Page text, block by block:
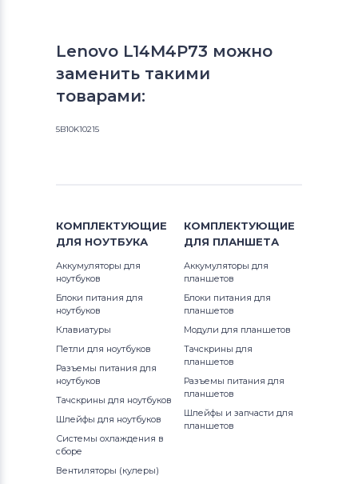
Lenovo L14M4P73 можно
заменить такими
товарами:
5B10K10215
КОМПЛЕКТУЮЩИЕ
ДЛЯ НОУТБУКА
Аккумуляторы для
ноутбуков
Блоки питания для
ноутбуков
Клавиатуры
Петли для ноутбуков
Разъемы питания для
ноутбуков
Тачскрины для ноутбуков
Шлейфы для ноутбуков
Системы охлаждения в
сборе
Вентиляторы (кулеры)
КОМПЛЕКТУЮЩИЕ
ДЛЯ ПЛАНШЕТА
Аккумуляторы для
планшетов
Блоки питания для
планшетов
Модули для планшетов
Тачскрины для
планшетов
Разъемы питания для
планшетов
Шлейфы и запчасти для
планшетов